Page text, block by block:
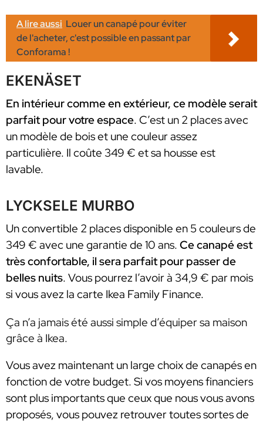
A lire aussi Louer un canapé pour éviter
de l'acheter, c'est possible en passant par
Conforama !
EKENÄSET
En intérieur comme en extérieur, ce modèle serait
parfait pour votre espace. C’est un 2 places avec
un modèle de bois et une couleur assez
particulière. Il coûte 349 € et sa housse est
lavable.
LYCKSELE MURBO
Un convertible 2 places disponible en 5 couleurs de
349 € avec une garantie de 10 ans. Ce canapé est
très confortable, il sera parfait pour passer de
belles nuits. Vous pourrez l’avoir à 34,9 € par mois
si vous avez la carte Ikea Family Finance.
Ça n’a jamais été aussi simple d’équiper sa maison
grâce à Ikea.
Vous avez maintenant un large choix de canapés en
fonction de votre budget. Si vos moyens financiers
sont plus importants que ceux que nous vous avons
proposés, vous pouvez retrouver toutes sortes de